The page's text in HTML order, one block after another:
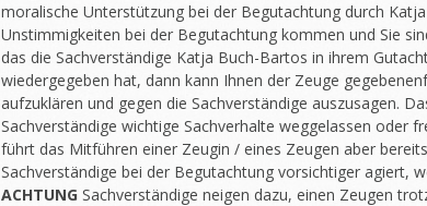
moralische Unterstützung bei der Begutachtung durch
Unstimmigkeiten bei der Begutachtung kommen und Sie
das die Sachverständige Katja Buch-Bartos in ihrem
wiedergegeben hat, dann kann Ihnen der Zeuge
aufzuklären und gegen die Sachverständige auszusagen.
Sachverständige wichtige Sachverhalte weggelassen oder
führt das Mitführen einer Zeugin / eines Zeugen aber
Sachverständige bei der Begutachtung vorsichtiger agiert,
ACHTUNG Sachverständige neigen dazu, einen Zeugen